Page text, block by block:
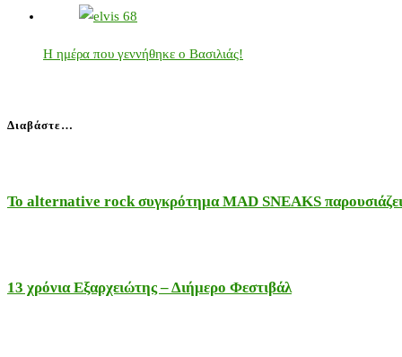
Η ημέρα που γεννήθηκε ο Βασιλιάς!
Διαβάστε…
Το alternative rock συγκρότημα MAD SNEAKS
13 χρόνια Εξαρχειώτης – Διήμερο Φεστιβάλ